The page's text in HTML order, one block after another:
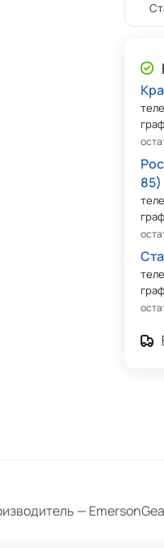
85)
—